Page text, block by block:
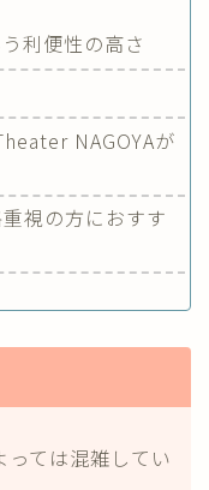
利便性の高さ
NAGOYAが
視の方におすす
ては混雑してい